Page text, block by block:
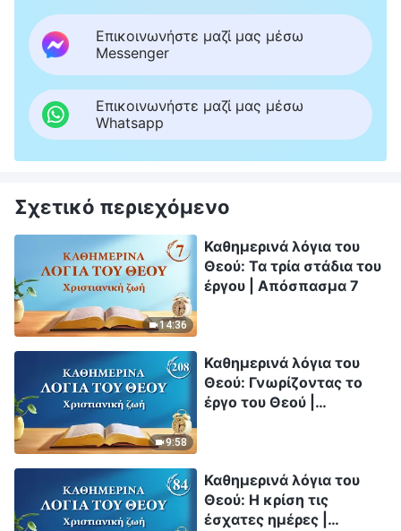
Επικοινωνήστε μαζί μας μέσω
Messenger
Επικοινωνήστε μαζί μας μέσω
Whatsapp
Σχετικό περιεχόμενο
14:36
Καθημερινά λόγια του
Θεού: Τα τρία στάδια του
έργου | Απόσπασμα 7
9:58
Καθημερινά λόγια του
Θεού: Γνωρίζοντας το
έργο του Θεού |
Καθημερινά λόγια του
Θεού: Η κρίση τις
έσχατες ημέρες |